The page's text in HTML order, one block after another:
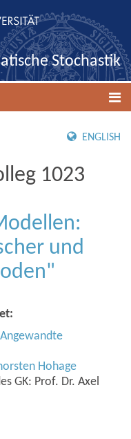
Stochastik
ENGLISH
1023
und
Hohage
GK: Prof. Dr. Axel